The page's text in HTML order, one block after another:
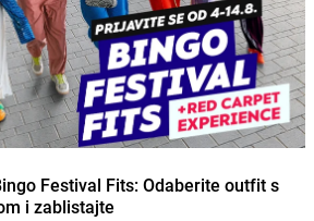
Festival Fits: Odaberite outfit s
i zablistajte